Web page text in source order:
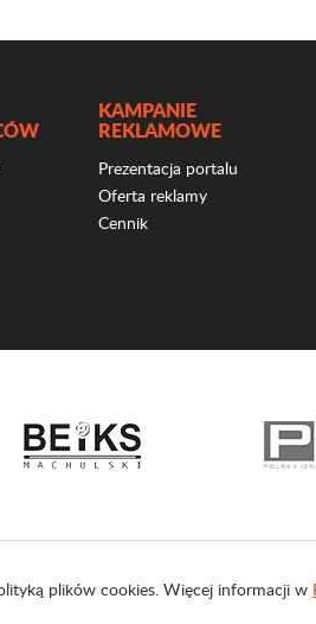
KAMPANIE
REKLAMOWE
Prezentacja portalu
Oferta reklamy
Cennik
plików cookies. Więcej informacji w